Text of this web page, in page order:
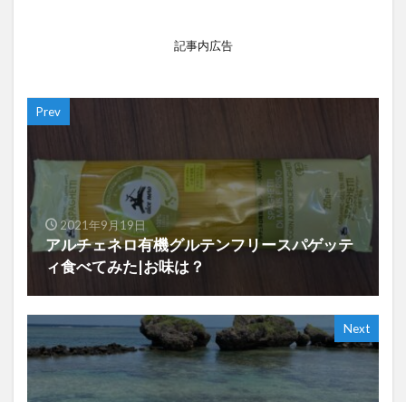
記事内広告
Prev
2021年9月19日
アルチェネロ有機グルテンフリースパゲッテ
ィ食べてみた|お味は？
Next